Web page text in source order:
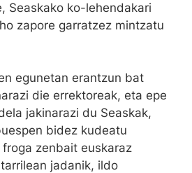
Seaskako ko-lehendakari
zapore garratzez mintzatu
egunetan erantzun bat
die errektoreak, eta epe
jakinarazi du Seaskak,
bidez kudeatu
zenbait euskaraz
jadanik, ildo